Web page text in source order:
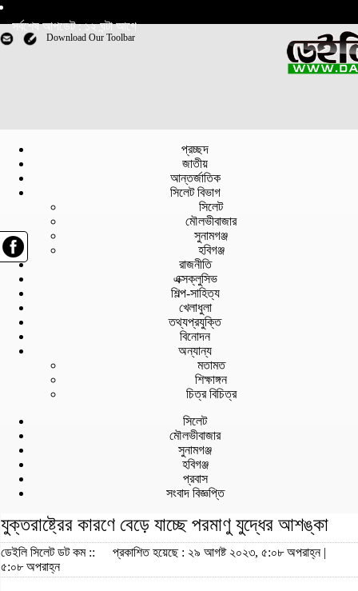
সর্বশেষ আপডেট : ১২ ঘন্টা আগে
Download Our Toolbar
প্রচ্ছদ
জাতীয়
আন্তর্জাতিক
সিলেট বিভাগ
সিলেট
মৌলভীবাজার
সুনামগঞ্জ
হবিগঞ্জ
রাজনীতি
এক্সক্লুসিভ
শিল্প-সাহিত্য
খেলাধুলা
তথ্যপ্রযুক্তি
বিনোদন
অন্যান্য
মতামত
শিক্ষাঙ্গন
চিত্র বিচিত্র
সিলেট
মৌলভীবাজার
সুনামগঞ্জ
হবিগঞ্জ
প্রবাস
সংবাদ বিজ্ঞপ্তি
যুক্তরাষ্ট্রের কারণে বেড়ে যাচ্ছে পরমাণু যুদ্ধের আশঙ্কা
ডেইলি সিলেট ডট কম ::
প্রকাশিত হয়েছে : ২৯ আগষ্ট ২০২৩, ৫:০৮ অপরাহ্ন |
৫:০৮ অপরাহ্ন